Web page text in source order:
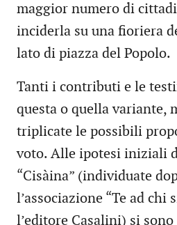
maggior numero di
inciderla su una fioriera
lato di piazza del Popolo.
Tanti i contributi e le
questa o quella variante,
triplicate le possibili
voto. Alle ipotesi iniziali
“Cisàina” (individuate
l’associazione “Te ad chi
l’editore Casalini) si